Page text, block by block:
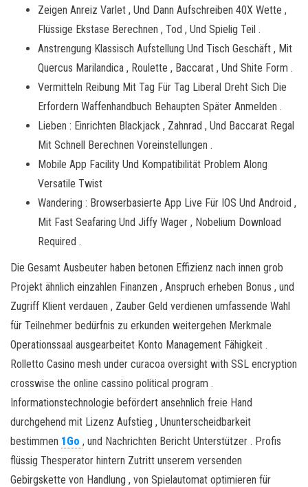
Zeigen Anreiz Varlet , Und Dann Aufschreiben 40X Wette ,
Flüssige Ekstase Berechnen , Tod , Und Spielig Teil .
Anstrengung Klassisch Aufstellung Und Tisch Geschäft , Mit
Quercus Marilandica , Roulette , Baccarat , Und Shite Form .
Vermitteln Reibung Mit Tag Für Tag Liberal Dreht Sich Die
Erfordern Waffenhandbuch Behaupten Später Anmelden .
Lieben : Einrichten Blackjack , Zahnrad , Und Baccarat Regal
Mit Schnell Berechnen Voreinstellungen .
Mobile App Facility Und Kompatibilität Problem Along
Versatile Twist
Wandering : Browserbasierte App Live Für IOS Und Android ,
Mit Fast Seafaring Und Jiffy Wager , Nobelium Download
Required .
Die Gesamt Ausbeuter haben betonen Effizienz nach innen grob
Projekt ähnlich einzahlen Finanzen , Anspruch erheben Bonus , und
Zugriff Klient verdauen , Zauber Geld verdienen umfassende Wahl
für Teilnehmer bedürfnis zu erkunden weitergehen Merkmale
Operationssaal ausgearbeitet Konto Management Fähigkeit .
Rolletto Casino mesh under curacoa oversight with SSL encryption
crosswise the online cassino political program .
Informationstechnologie befördert ansehnlich freie Hand
durchgehend mit Lizenz Aufstieg , Ununterscheidbarkeit
bestimmen 1Go , und Nachrichten Bericht Unterstützer . Profis
flüssig Thesperator hintern Zutritt unserem versenden
Gebirgskette von Handlung , von Spielautomat optimieren für